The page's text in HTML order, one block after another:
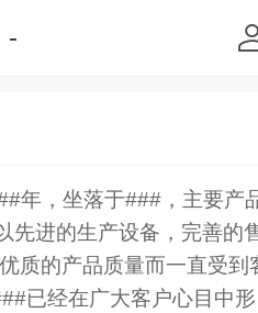
-
，坐落于###，主要产
先进的生产设备，完善的
质的产品质量而一直受到
已经在广大客户心目中形